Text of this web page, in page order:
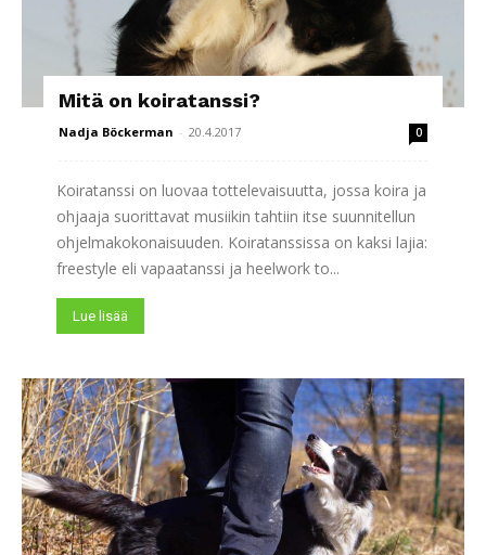
Mitä on koiratanssi?
Nadja Böckerman - 20.4.2017 0
Koiratanssi on luovaa tottelevaisuutta, jossa koira ja
ohjaaja suorittavat musiikin tahtiin itse suunnitellun
ohjelmakokonaisuuden. Koiratanssissa on kaksi lajia:
freestyle eli vapaatanssi ja heelwork to...
Lue lisää